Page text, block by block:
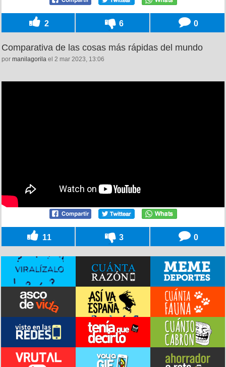
2 6 0
Comparativa de las cosas más rápidas del mundo
por manilagorila el 2 mar 2023, 13:06
11 3 0